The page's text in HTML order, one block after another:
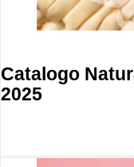
Catalogo
2025